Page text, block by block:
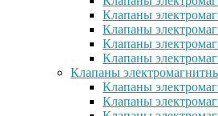
Клапаны
Клапаны
Клапаны
Клапаны
Клапаны
Клапаны
Клапаны